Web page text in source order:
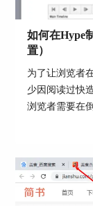
然后，如图
我们需要选
性”的路径呈
如何在Hype
置）
为了让浏览者
少因阅读过快
浏览者需要在